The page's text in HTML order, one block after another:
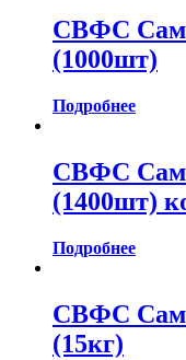
СВФС
(1000шт)
Подробнее
СВФС
(1400шт)
Подробнее
СВФС
(15кг)